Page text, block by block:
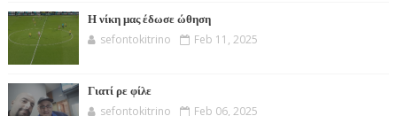
Η νίκη μας έδωσε ώθηση
sefontokitrino Feb 11, 2025
Γιατί ρε φίλε
sefontokitrino Feb 06, 2025